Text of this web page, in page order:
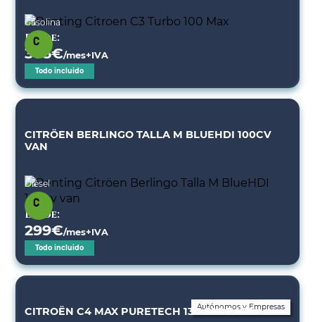
Gasolina
Desde:
305€/mes+IVA
Todo incluido
CITRÖEN BERLINGO TALLA M BLUEHDI 100CV
VAN
Diésel
Autónomos y Empresas
Desde:
299€/mes+IVA
Todo incluido
CITROËN C4 MAX PURETECH 130 S&S EAT8